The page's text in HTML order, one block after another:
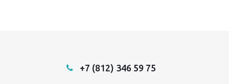
+7 (812) 346 59 75